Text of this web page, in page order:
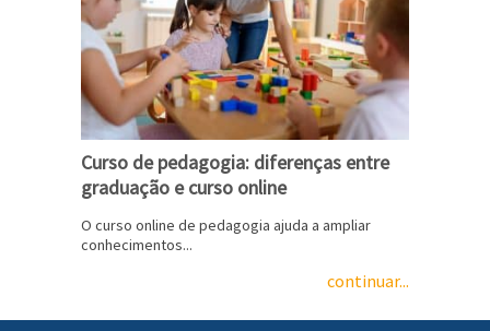
Curso de pedagogia: diferenças entre
graduação e curso online
O curso online de pedagogia ajuda a ampliar
conhecimentos...
continuar...